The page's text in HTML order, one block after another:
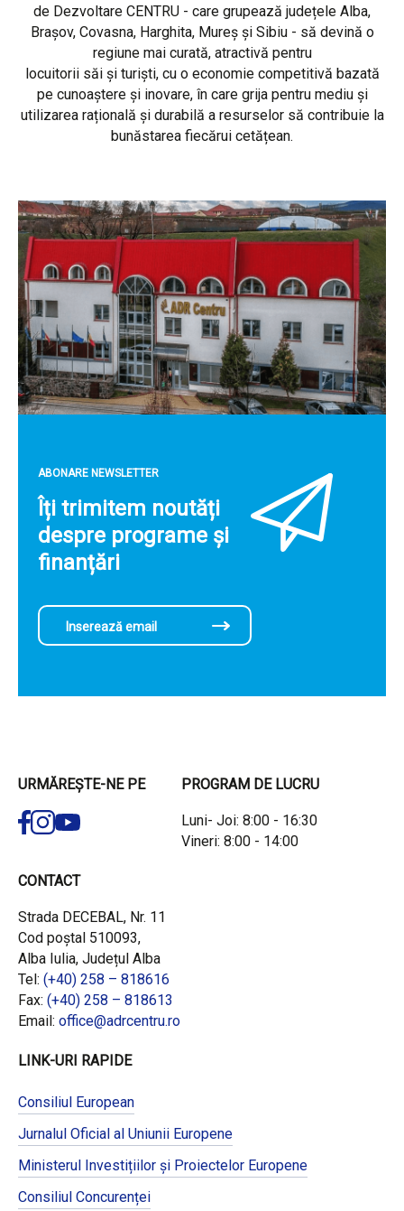
de Dezvoltare CENTRU - care grupează județele Alba,
Brașov, Covasna, Harghita, Mureș și Sibiu - să devină o
regiune mai curată, atractivă pentru
locuitorii săi și turiști, cu o economie competitivă bazată
pe cunoaștere și inovare, în care grija pentru mediu și
utilizarea rațională și durabilă a resurselor să contribuie la
bunăstarea fiecărui cetățean.
ABONARE NEWSLETTER
Îți trimitem noutăți
despre programe și
finanțări
URMĂREȘTE-NE PE PROGRAM DE LUCRU
Luni- Joi: 8:00 - 16:30
Vineri: 8:00 - 14:00
CONTACT
Strada DECEBAL, Nr. 11
Cod poștal 510093,
Alba Iulia, Județul Alba
Tel: (+40) 258 – 818616
Fax: (+40) 258 – 818613
Email: office@adrcentru.ro
LINK-URI RAPIDE
Consiliul European
Jurnalul Oficial al Uniunii Europene
Ministerul Investițiilor și Proiectelor Europene
Consiliul Concurenței